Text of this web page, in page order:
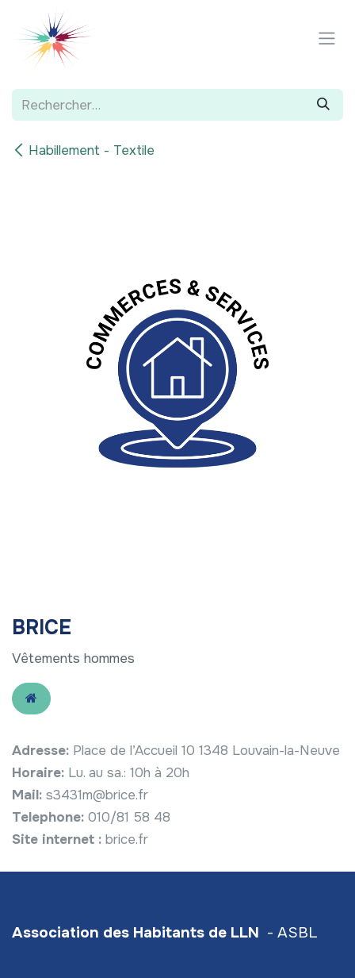
Habillement - Textile
BRICE
Vêtements hommes
Adresse: Place de l’Accueil 10 1348 Louvain-la-Neuve
Horaire: Lu. au sa.: 10h à 20h
Mail: s3431m@brice.fr
Telephone: 010/81 58 48
Site internet : brice.fr
Association des Habitants de LLN - ASBL